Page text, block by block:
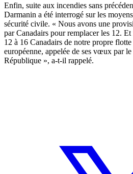
Enfin, suite aux incendies sans
Darmanin a été interrogé sur les
sécurité civile. « Nous avons une
par Canadairs pour remplacer les 12. Et
12 à 16 Canadairs de notre propre
européenne, appelée de ses vœux par
République », a-t-il rappelé.